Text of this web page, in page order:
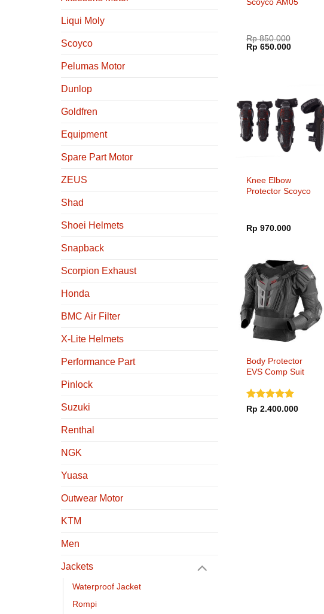
Liqui Moly
Scoyco
Pelumas Motor
Dunlop
Goldfren
Equipment
Spare Part Motor
ZEUS
Shad
Shoei Helmets
Snapback
Scorpion Exhaust
Honda
BMC Air Filter
X-Lite Helmets
Performance Part
Pinlock
Suzuki
Renthal
NGK
Yuasa
Outwear Motor
KTM
Men
Jackets
Waterproof Jacket
Rompi
Rp850.000
Harga
aslinya
Rp 650.000Harga
Knee Elbow
Protector Scoyco
Rp 970.000
Body Protector
EVS Comp Suit
Dinilai5
Rp 2.400.000